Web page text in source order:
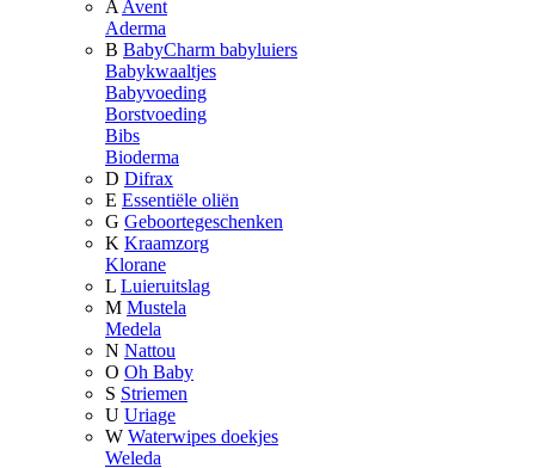
A Avent
Aderma
B BabyCharm babyluiers
Babykwaaltjes
Babyvoeding
Borstvoeding
Bibs
Bioderma
D Difrax
E Essentiële oliën
G Geboortegeschenken
K Kraamzorg
Klorane
L Luieruitslag
M Mustela
Medela
N Nattou
O Oh Baby
S Striemen
U Uriage
W Waterwipes doekjes
Weleda